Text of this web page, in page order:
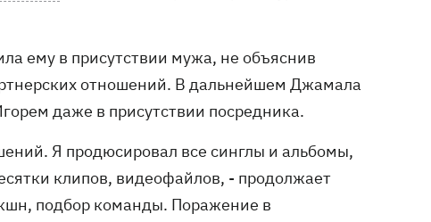
ему в присутствии мужа, не объяснив
отношений. В дальнейшем Джамала
даже в присутствии посредника.
Я продюсировал все синглы и альбомы,
клипов, видеофайлов, - продолжает
подбор команды. Поражение в